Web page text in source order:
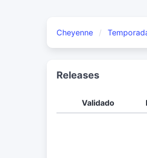
Cheyenne
Releases
Validado